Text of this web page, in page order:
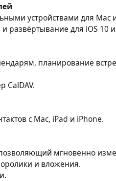
устройствами для Mac и
развёртывание для iOS 10
планирование
CalDAV.
с Mac, iPad и iPhone.
мгновенно
и вложения.